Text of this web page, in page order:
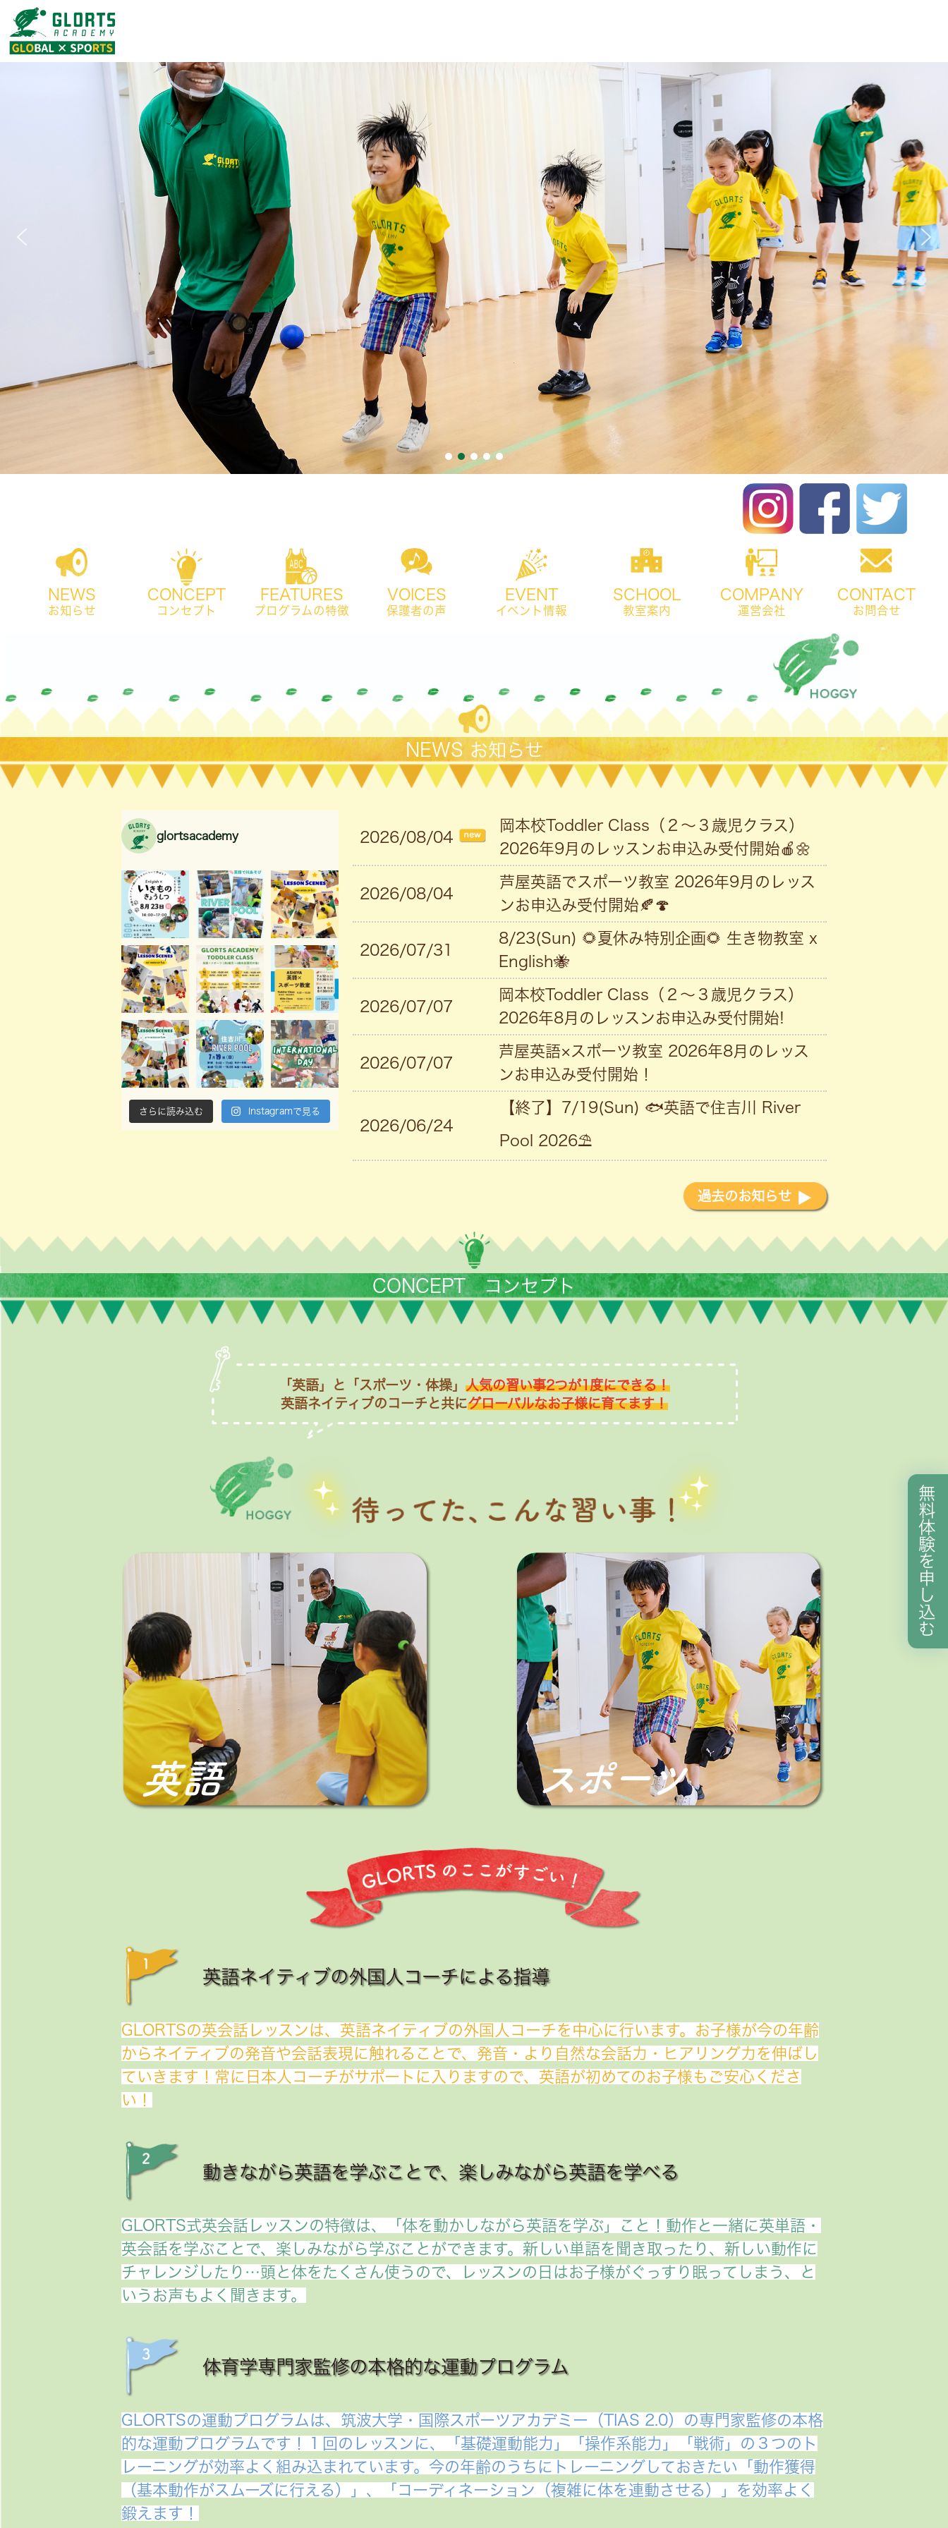
NEWS
お知らせ
CONCEPT
コンセプト
FEATURES
プログラムの特徴
VOICES
保護者の声
EVENT
イベント情報
SCHOOL
教室案内
COMPANY
運営会社
CONTACT
お問合せ
NEWS お知らせ
glortsacademy
さらに読み込む Instagramで見る
2026/08/04
岡本校Toddler Class（２〜３歳児クラス）
2026年9月のレッスンお申込み受付開始🍎🌼
2026/08/04
芦屋英語でスポーツ教室 2026年9月のレッス
ンお申込み受付開始🍂🍄
2026/07/31
8/23(Sun) 🌻夏休み特別企画🌻 生き物教室 x
English🐝
2026/07/07
岡本校Toddler Class（２〜３歳児クラス）
2026年8月のレッスンお申込み受付開始!
2026/07/07
芦屋英語×スポーツ教室 2026年8月のレッス
ンお申込み受付開始！
2026/06/24
【終了】7/19(Sun) 🐟英語で住吉川 River
Pool 2026⛱
過去のお知らせ
CONCEPT コンセプト
「英語」と「スポーツ・体操」 人気の習い事2つが1度にできる！
英語ネイティブのコーチと共にグローバルなお子様に育てます！
英語ネイティブの外国人コーチによる指導
GLORTSの英会話レッスンは、英語ネイティブの外国人コーチを中心に行います。お子様が今の年齢
からネイティブの発音や会話表現に触れることで、発音・より自然な会話力・ヒアリング力を伸ばし
ていきます！常に日本人コーチがサポートに入りますので、英語が初めてのお子様もご安心くださ
い！
動きながら英語を学ぶことで、楽しみながら英語を学べる
GLORTS式英会話レッスンの特徴は、「体を動かしながら英語を学ぶ」こと！動作と一緒に英単語・
英会話を学ぶことで、楽しみながら学ぶことができます。新しい単語を聞き取ったり、新しい動作に
チャレンジしたり…頭と体をたくさん使うので、レッスンの日はお子様がぐっすり眠ってしまう、と
いうお声もよく聞きます。
体育学専門家監修の本格的な運動プログラム
GLORTSの運動プログラムは、筑波大学・国際スポーツアカデミー（TIAS 2.0）の専門家監修の本格
的な運動プログラムです！１回のレッスンに、「基礎運動能力」「操作系能力」「戦術」の３つのト
レーニングが効率よく組み込まれています。今の年齢のうちにトレーニングしておきたい「動作獲得
（基本動作がスムーズに行える）」、「コーディネーション（複雑に体を連動させる）」を効率よく
鍛えます！
無
料
体
験
を
申
し
込
む